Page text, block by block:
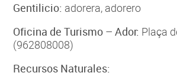
Gentilicio: adorera, adorero
Oficina de Turismo – Ador: Plaça
(962808008)
Recursos Naturales: